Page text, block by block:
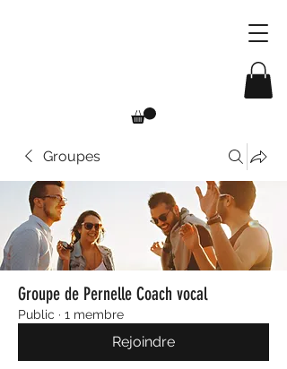
Groupes
Groupe de Pernelle Coach vocal
Public · 1 membre
Rejoindre